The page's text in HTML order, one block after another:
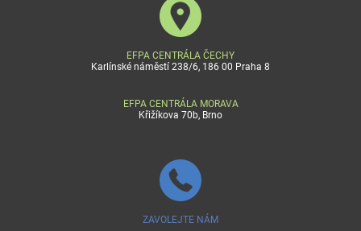
EFPA CENTRÁLA ČECHY
Karlínské náměstí 238/6, 186 00 Praha 8
EFPA CENTRÁLA MORAVA
Křižíkova 70b, Brno
ZAVOLEJTE NÁM